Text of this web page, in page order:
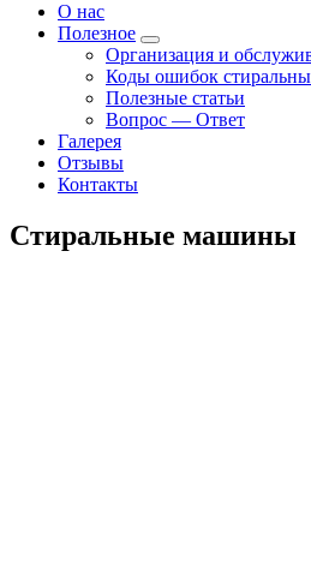
О нас
Полезное
Организация и
Коды ошибок
Полезные статьи
Вопрос — Ответ
Галерея
Отзывы
Контакты
Стиральные машины